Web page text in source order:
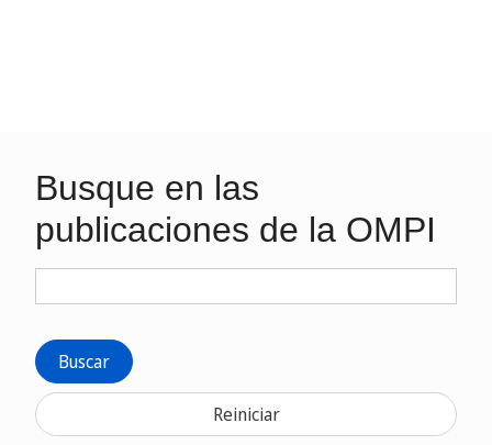
Busque en las
publicaciones de la OMPI
Buscar
Reiniciar